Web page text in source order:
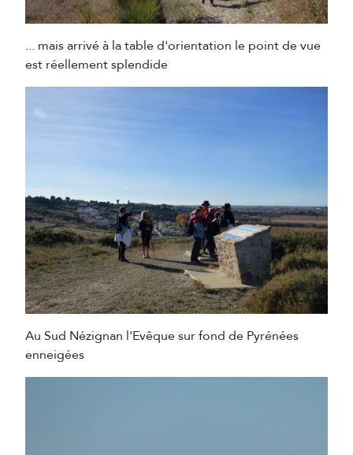
... mais arrivé à la table d'orientation le point de vue
est réellement splendide
Au Sud Nézignan l'Evêque sur fond de Pyrénées
enneigées